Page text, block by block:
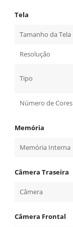
Tela
Tamanho da Tela
Resolução
Tipo
Número de Cores
Memória
Memória Interna
Câmera Traseira
Câmera
Câmera Frontal